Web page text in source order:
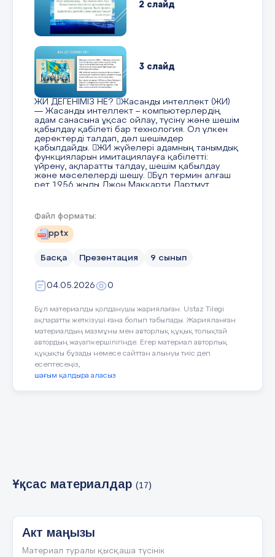
2 слайд
3 слайд
ЖИ ДЕГЕНІМІЗ НЕ? Жасанды интеллект (ЖИ)
— Жасанды интеллект – компьютерлердің
адам санасына ұқсас ойлау, түсіну және шешім
қабылдау қабілеті бар технология. Ол үлкен
деректерді талдап, дәл шешімдер
қабылдайды. ЖИ жүйелері адамның танымдық
функцияларын имитациялауға қабілетті:
үйрену, ақпаратты талдау, шешім қабылдау
және мәселелерді шешу. Бұл термин алғаш
рет 1956 жылы Джон Маккарти Дартмут
миының әрекетін имитациялайды.
5 слайд
соғұрлым дәл әрі сапалы жауап ала аласыз.
Біреу мәтін генерациялау үшін, біреу код жазу
DALL·E, DeepSeek және басқа да модельдердің
Файл форматы:
pptx
Басқа Презентация 9 сынып
04.05.2026 0
Бұл материалды қолданушы жариялаған. Ustaz Tilegi
ақпаратты жеткізуші ғана болып табылады. Жарияланған
материалдың мазмұны мен авторлық құқық толықтай
автордың жауапкершілігінде. Егер материал авторлық
құқықты бұзады немесе сайттан алынуы тиіс деп
есептесеңіз,
шағым қалдыра аласыз
Ұқсас материалдар (17)
Акт маңызы
Материал туралы қысқаша түсінік